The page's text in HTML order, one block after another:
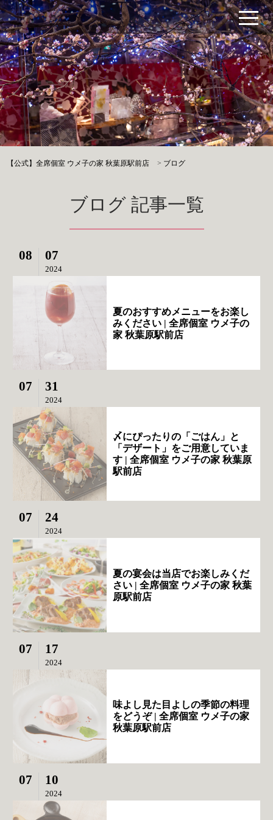
【公式】全席個室 ウメ子の家 秋葉原駅前店 > ブログ
ブログ 記事一覧
08 07
2024
夏のおすすめメニューをお楽し
みください | 全席個室 ウメ子の
家 秋葉原駅前店
07 31
2024
〆にぴったりの「ごはん」と
「デザート」をご用意していま
す | 全席個室 ウメ子の家 秋葉原
駅前店
07 24
2024
夏の宴会は当店でお楽しみくだ
さい | 全席個室 ウメ子の家 秋葉
原駅前店
07 17
2024
味よし見た目よしの季節の料理
をどうぞ | 全席個室 ウメ子の家
秋葉原駅前店
07 10
2024